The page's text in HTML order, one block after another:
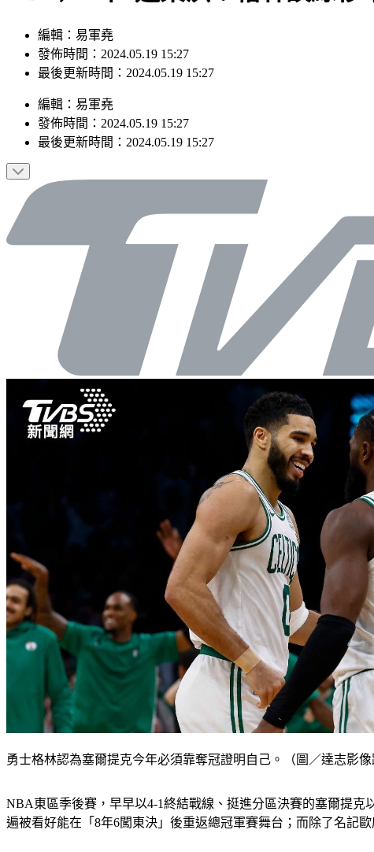
編輯：易軍堯
發佈時間：2024.05.19 15:27
最後更新時間：2024.05.19 15:27
編輯 ： 易軍堯
發佈時間： 2024.05.19 15:27
最後更新時間： 2024.05.19 15:27
勇士格林認為塞爾提克今年必須靠奪冠證明自己。（圖／達志影像
NBA東區季後賽，早早以4-1終結戰線、挺進分區決賽的塞爾提
遍被看好能在「8年6闖東決」後重返總冠軍賽舞台；而除了名記